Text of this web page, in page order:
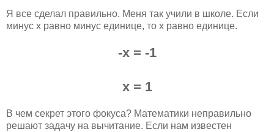
Я все сделал правильно. Меня так учили в школе. Если
минус x равно минус единице, то x равно единице.
-х = -1
х = 1
В чем секрет этого фокуса? Математики неправильно
решают задачу на вычитание. Если нам известен